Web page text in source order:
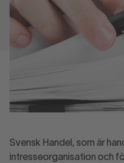
Svensk Handel, som är
intresseorganisation och